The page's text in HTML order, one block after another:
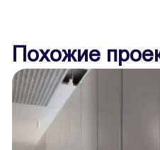
Похожие